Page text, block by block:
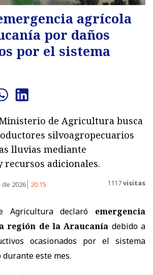
agrícola
por daños
por el sistema
de Agricultura busca
silvoagropecuarios
lluvias mediante
adicionales.
2026 20:15 1117visitas
Agricultura declaró emergencia
región de la Araucanía debido a
ocasionados por el sistema
este mes.